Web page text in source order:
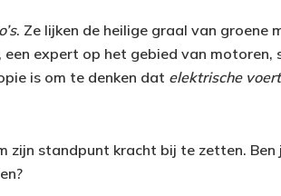
. Ze lijken de heilige graal van groene
expert op het gebied van motoren,
is om te denken dat elektrische
zijn standpunt kracht bij te zetten. Ben